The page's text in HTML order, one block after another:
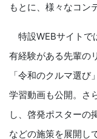
もとに、様々なコン
特設WEBサイトで
有経験がある先輩の
「令和のクルマ選
学習動画も公開。さ
し、啓発ポスターの
などの施策を展開し